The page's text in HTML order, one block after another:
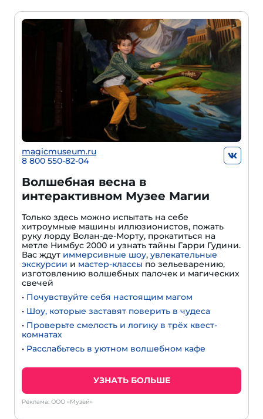
magicmuseum.ru
8 800 550-82-04
Волшебная весна в
интерактивном Музее Магии
Только здесь можно испытать на себе
хитроумные машины иллюзионистов, пожать
руку лорду Волан-де-Морту, прокатиться на
метле Нимбус 2000 и узнать тайны Гарри Гудини.
Вас ждут иммерсивные шоу, увлекательные
экскурсии и мастер-классы по зельеварению,
изготовлению волшебных палочек и магических
свечей
• Почувствуйте себя настоящим магом
• Шоу, которые заставят поверить в чудеса
• Проверьте смелость и логику в трёх квест-
комнатах
• Расслабьтесь в уютном волшебном кафе
УЗНАТЬ БОЛЬШЕ
Реклама: ООО «Музей»